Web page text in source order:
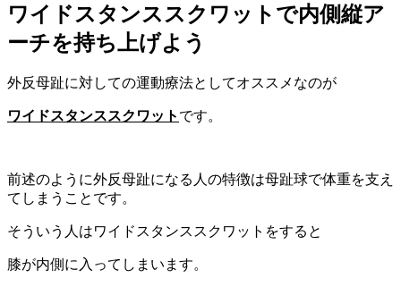
ワイドスタンススクワットで内側縦ア
ーチを持ち上げよう
外反母趾に対しての運動療法としてオススメなのが
ワイドスタンススクワット です。
前述のように外反母趾になる人の特徴は母趾球で体重を支え
てしまうことです。
そういう人はワイドスタンススクワットをすると
膝が内側に入ってしまいます。